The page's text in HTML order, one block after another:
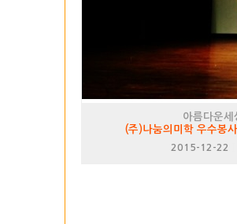
아름다운세
(주)나눔의미학 우수봉
2015-12-22